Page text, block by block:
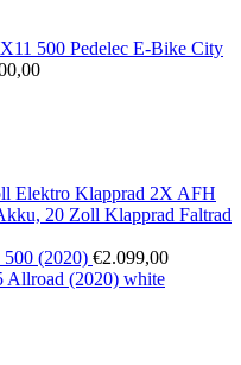
500 Pedelec E-Bike City
Elektro Klapprad 2X AFH
20 Zoll Klapprad Faltrad
(2020) €2.099,00
Allroad (2020) white